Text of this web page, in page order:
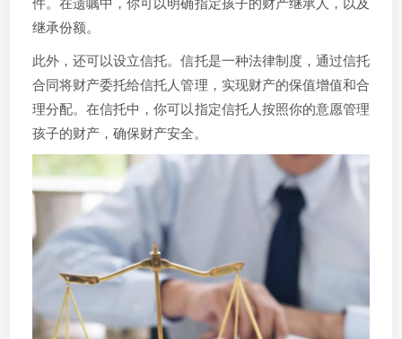
继承份额。
此外，还可以设立信托。信托是一种法律制度，通过信托
合同将财产委托给信托人管理，实现财产的保值增值和合
理分配。在信托中，你可以指定信托人按照你的意愿管理
孩子的财产，确保财产安全。